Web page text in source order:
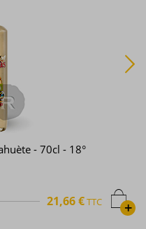
- 70cl - 18°
+
21,66 €TTC